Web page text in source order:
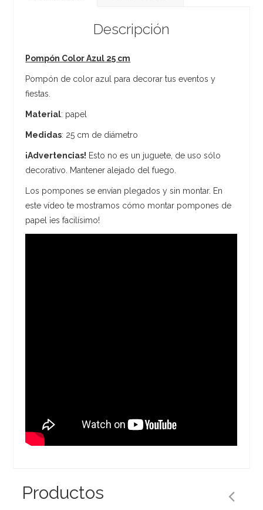
Descripción
Pompón Color Azul 25 cm
Pompón de color azul para decorar tus eventos y
fiestas.
Material: papel
Medidas: 25 cm de diámetro
¡Advertencias! Esto no es un juguete, de uso sólo
decorativo. Mantener alejado del fuego.
Los pompones se envían plegados y sin montar. En
este vídeo te mostramos cómo montar pompones de
papel ¡es facilísimo!
Productos